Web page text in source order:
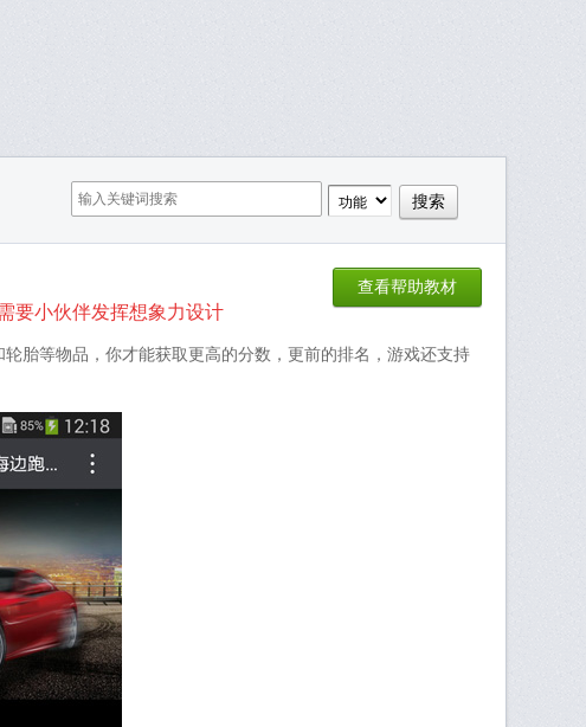
查看帮助教材
要小伙伴发挥想象力设计
胎等物品，你才能获取更高的分数，更前的排名，游戏还支持